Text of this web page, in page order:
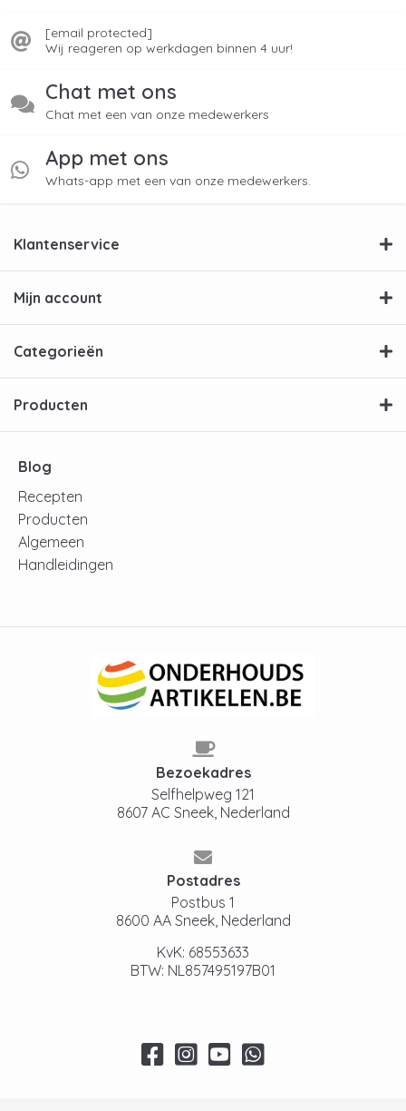
[email protected]
Wij reageren op werkdagen binnen 4 uur!
Chat met ons
Chat met een van onze medewerkers
App met ons
Whats-app met een van onze medewerkers.
Klantenservice
Mijn account
Categorieën
Producten
Blog
Recepten
Producten
Algemeen
Handleidingen
Bezoekadres
Selfhelpweg 121
8607 AC Sneek, Nederland
Postadres
Postbus 1
8600 AA Sneek, Nederland
KvK: 68553633
BTW: NL857495197B01